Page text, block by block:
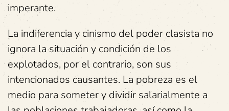
imperante.
La indiferencia y cinismo del poder clasista no
ignora la situación y condición de los
explotados, por el contrario, son sus
intencionados causantes. La pobreza es el
medio para someter y dividir salarialmente a